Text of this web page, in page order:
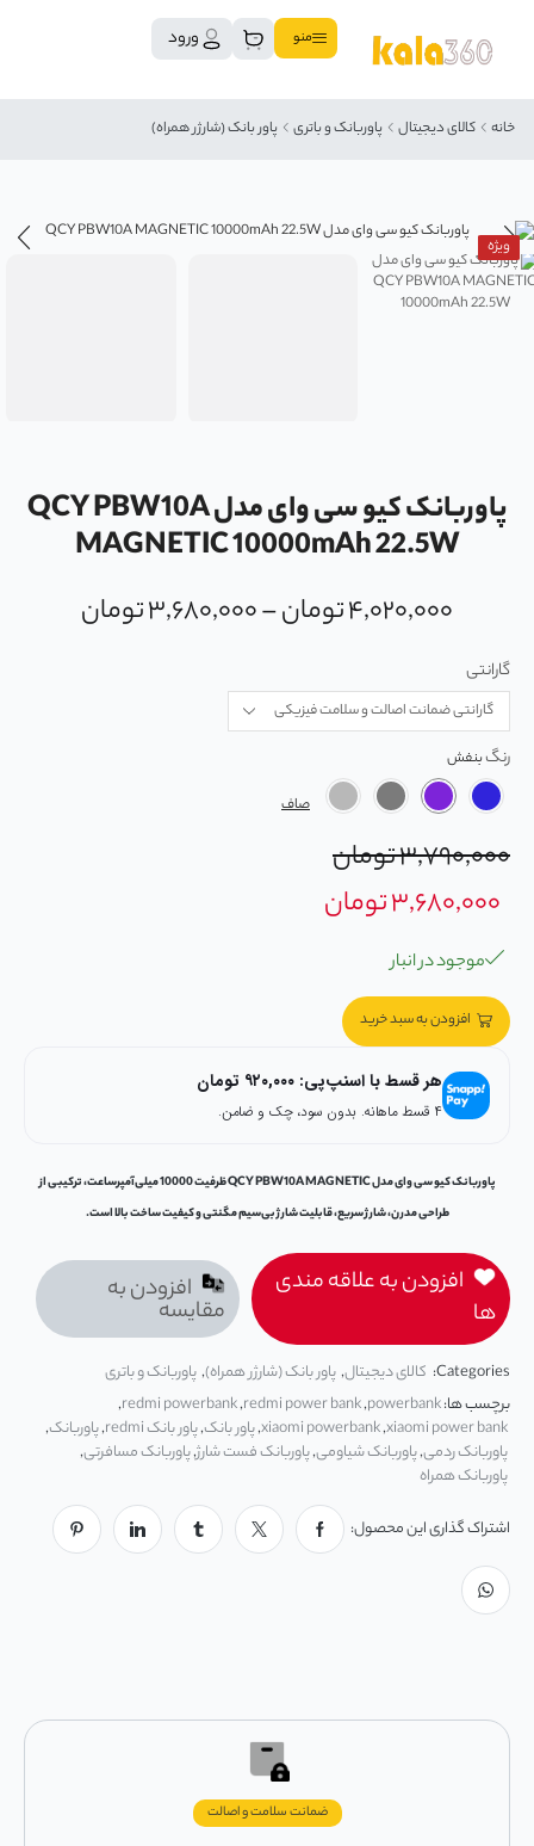
منو ورود
خانه کالای دیجیتال پاوربانک و باتری پاور بانک (شارژر همراه)
ویژه
پاوربانک کیو سی وای مدل QCY PBW10A
MAGNETIC 10000mAh 22.5W
۴,۰۲۰,۰۰۰تومان–۳,۶۸۰,۰۰۰تومان
گارانتی
رنگ
صاف
۳,۷۹۰,۰۰۰تومان
۳,۶۸۰,۰۰۰تومان
موجود در انبار
افزودن به سبد خرید
هر قسط با اسنپ‌پی: ۹۲۰,۰۰۰ تومان
۴ قسط ماهانه. بدون سود، چک و ضامن.
پاوربانک کیو سی وای مدل QCY PBW10A MAGNETIC ظرفیت 10000 میلی‌آمپرساعت، ترکیبی از
طراحی مدرن، شارژ سریع، قابلیت شارژ بی‌سیم مگنتی و کیفیت ساخت بالا است.
افزودن به علاقه مندی
ها
افزودن به
مقایسه
Categories: کالای دیجیتال,پاور بانک (شارژر همراه),پاوربانک و باتری
برچسب ها:powerbank
,
redmi power bank
,
redmi powerbank
,
xiaomi power bank
,
xiaomi powerbank
,پاور بانک,پاور بانک redmi ,پاوربانک,
پاوربانک ردمی,پاوربانک شیاومی,پاوربانک فست شارژ,پاوربانک مسافرتی,
پاوربانک همراه
اشتراک گذاری این محصول:
ضمانت سلامت و اصالت